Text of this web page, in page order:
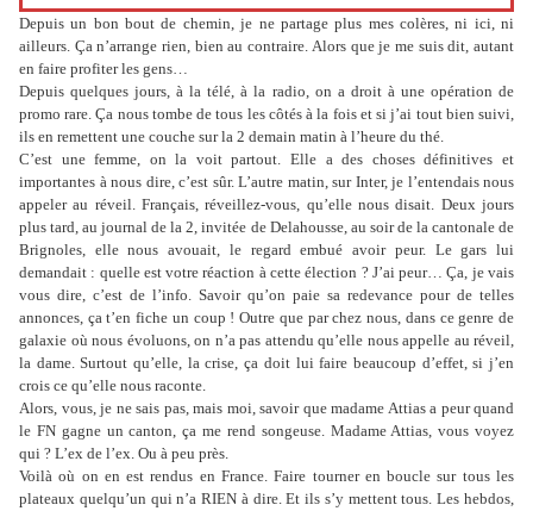
Depuis un bon bout de chemin, je ne partage plus mes colères, ni ici, ni
ailleurs. Ça n’arrange rien, bien au contraire. Alors que je me suis dit, autant
en faire profiter les gens…
Depuis quelques jours, à la télé, à la radio, on a droit à une opération de
promo rare. Ça nous tombe de tous les côtés à la fois et si j’ai tout bien suivi,
ils en remettent une couche sur la 2 demain matin à l’heure du thé.
C’est une femme, on la voit partout. Elle a des choses définitives et
importantes à nous dire, c’est sûr. L’autre matin, sur Inter, je l’entendais nous
appeler au réveil. Français, réveillez-vous, qu’elle nous disait. Deux jours
plus tard, au journal de la 2, invitée de Delahousse, au soir de la cantonale de
Brignoles, elle nous avouait, le regard embué avoir peur. Le gars lui
demandait : quelle est votre réaction à cette élection ? J’ai peur… Ça, je vais
vous dire, c’est de l’info. Savoir qu’on paie sa redevance pour de telles
annonces, ça t’en fiche un coup ! Outre que par chez nous, dans ce genre de
galaxie où nous évoluons, on n’a pas attendu qu’elle nous appelle au réveil,
la dame. Surtout qu’elle, la crise, ça doit lui faire beaucoup d’effet, si j’en
crois ce qu’elle nous raconte.
Alors, vous, je ne sais pas, mais moi, savoir que madame Attias a peur quand
le FN gagne un canton, ça me rend songeuse. Madame Attias, vous voyez
qui ? L’ex de l’ex. Ou à peu près.
Voilà où on en est rendus en France. Faire tourner en boucle sur tous les
plateaux quelqu’un qui n’a RIEN à dire. Et ils s’y mettent tous. Les hebdos,